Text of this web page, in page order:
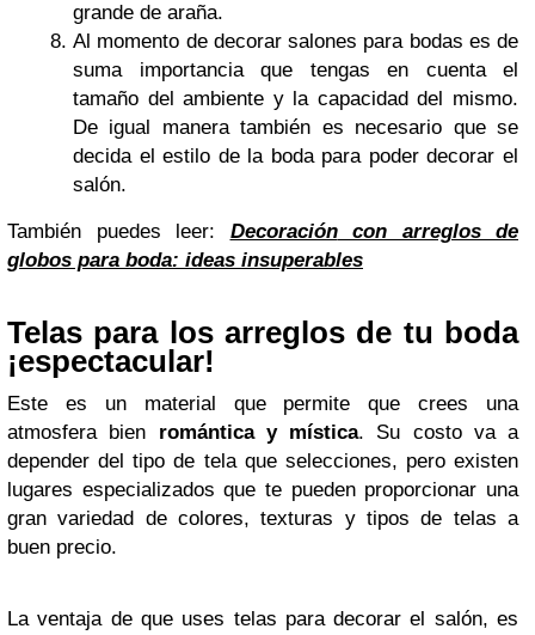
grande de araña.
Al momento de decorar salones para bodas es de
suma importancia que tengas en cuenta el
tamaño del ambiente y la capacidad del mismo.
De igual manera también es necesario que se
decida el estilo de la boda para poder decorar el
salón.
También puedes leer: Decoracióncon arreglos de
globos para boda: ideas insuperables
Telas para los arreglos de tu boda
¡espectacular!
Este es un material que permite que crees una
atmosfera bien romántica y mística. Su costo va a
depender del tipo de tela que selecciones, pero existen
lugares especializados que te pueden proporcionar una
gran variedad de colores, texturas y tipos de telas a
buen precio.
La ventaja de que uses telas para decorar el salón, es